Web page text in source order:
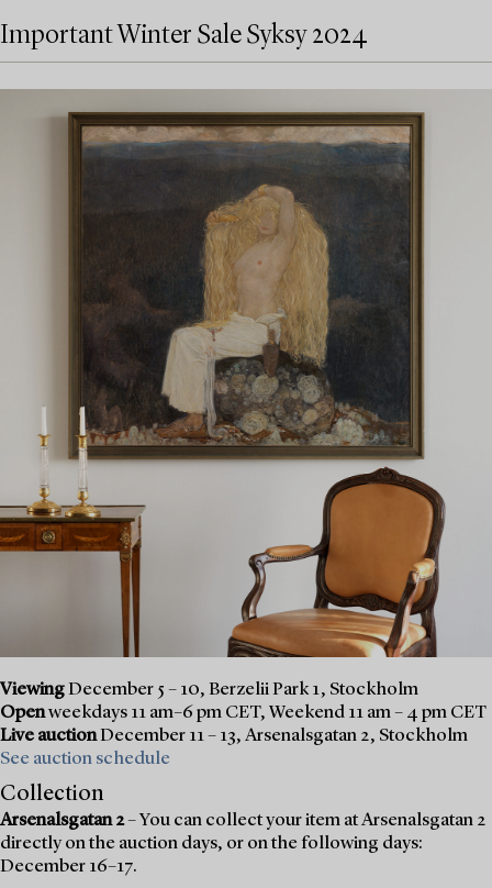
Important Winter Sale Syksy 2024
ViewingDecember 5 – 10, Berzelii Park 1, Stockholm
Openweekdays 11 am–6 pm CET, Weekend 11 am – 4 pm CET
Live auctionDecember 11 – 13, Arsenalsgatan 2, Stockholm
See auction schedule
Collection
Arsenalsgatan 2– You can collect your item at Arsenalsgatan 2
directly on the auction days, or on the following days:
December 16–17.